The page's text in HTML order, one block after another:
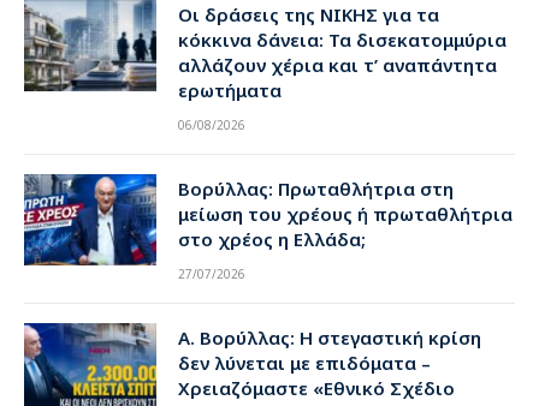
Οι δράσεις της ΝΙΚΗΣ για τα
κόκκινα δάνεια: Τα δισεκατομμύρια
αλλάζουν χέρια και τ’ αναπάντητα
ερωτήματα
06/08/2026
Βορύλλας: Πρωταθλήτρια στη
μείωση του χρέους ή πρωταθλήτρια
στο χρέος η Ελλάδα;
27/07/2026
Α. Βορύλλας: Η στεγαστική κρίση
δεν λύνεται με επιδόματα –
Χρειαζόμαστε «Εθνικό Σχέδιο